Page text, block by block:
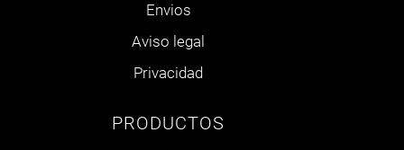
Envios
Aviso legal
Privacidad
PRODUCTOS